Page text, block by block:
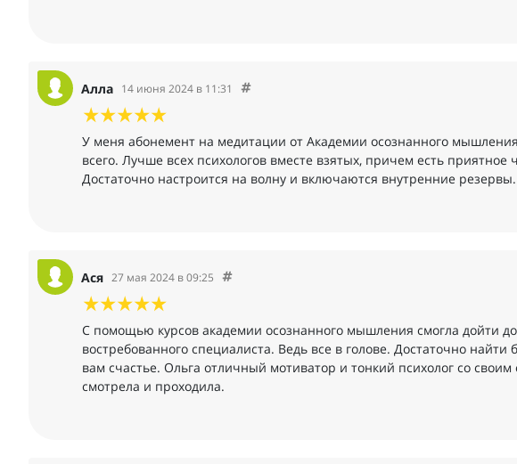
Алла 14 июня 2024 в 11:31
У меня абонемент на медитации от Академии осознанного
всего. Лучше всех психологов вместе взятых, причем есть
Достаточно настроится на волну и включаются внутренние
Ася 27 мая 2024 в 09:25
С помощью курсов академии осознанного мышления смогла дойти
востребованного специалиста. Ведь все в голове. Достаточно
вам счастье. Ольга отличный мотиватор и тонкий психолог со
смотрела и проходила.